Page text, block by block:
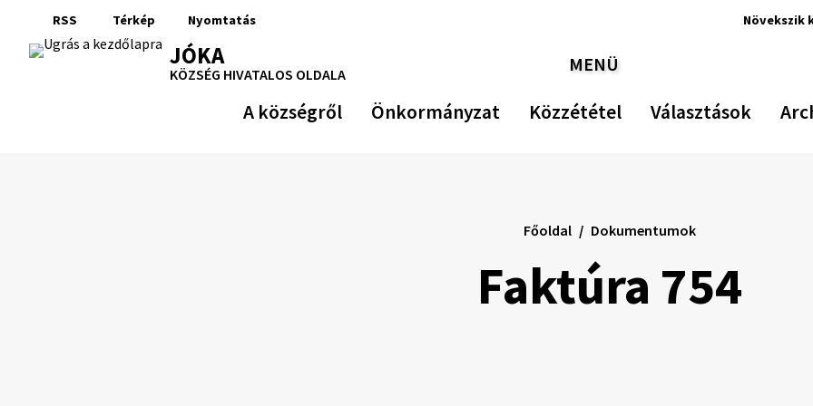
tartalomra
RSS
RSS
Térkép
Oldaltérkép
Nyomtatás
Nyomtatás
Növekszik
JÓKA
KÖZSÉG HIVATALOS OLDALA VÁLTÁS
MENÜ
A községről Önkormányzat Közzététel Választások
Faktúra 754
Főoldal Dokumentumok